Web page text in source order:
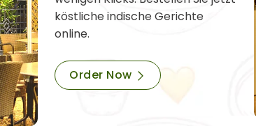
köstliche indische Gerichte
online.
Order Now